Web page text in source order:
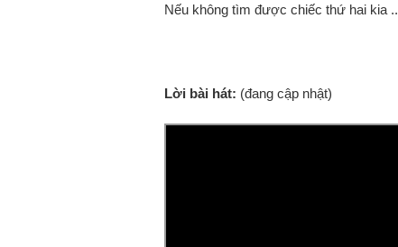
Nếu không tìm được chiếc thứ hai kia ..
Lời bài hát: (đang cập nhật)